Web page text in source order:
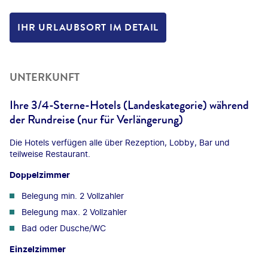
IHR URLAUBSORT IM DETAIL
UNTERKUNFT
Ihre 3/4-Sterne-Hotels (Landeskategorie) während
der Rundreise (nur für Verlängerung)
Die Hotels verfügen alle über Rezeption, Lobby, Bar und
teilweise Restaurant.
Doppelzimmer
Belegung min. 2 Vollzahler
Belegung max. 2 Vollzahler
Bad oder Dusche/WC
Einzelzimmer